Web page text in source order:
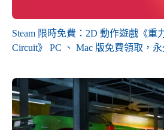
Steam 限時免費：2D 動作遊戲《重
Circuit》 PC 、 Mac 版免費領取，